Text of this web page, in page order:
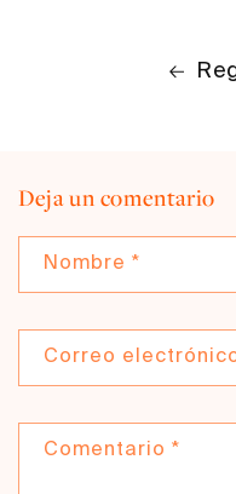
Deja un comentario
Nombre *
Correo
Comentario *